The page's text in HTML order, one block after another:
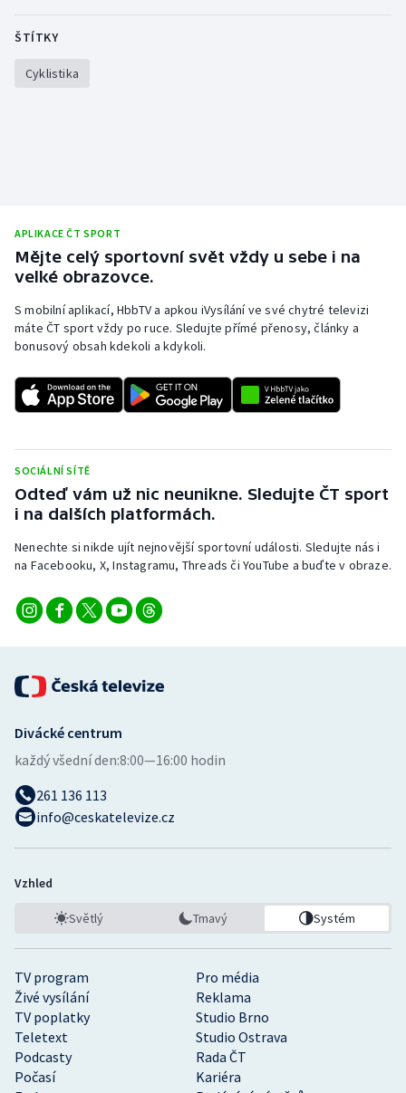
ŠTÍTKY
Cyklistika
APLIKACE ČT SPORT
Mějte celý sportovní svět vždy u sebe i na
velké obrazovce.
S mobilní aplikací, HbbTV a apkou iVysílání ve své chytré televizi
máte ČT sport vždy po ruce. Sledujte přímé přenosy, články a
bonusový obsah kdekoli a kdykoli.
SOCIÁLNÍ SÍTĚ
Odteď vám už nic neunikne. Sledujte ČT sport
i na dalších platformách.
Nenechte si nikde ujít nejnovější sportovní události. Sledujte nás i
na Facebooku, X, Instagramu, Threads či YouTube a buďte v obraze.
TV program
Pro média
Živé vysílání
Reklama
TV poplatky
Studio Brno
Teletext
Studio Ostrava
Podcasty
Rada ČT
Počasí
Kariéra
Divácké centrum
každý všední den:8:00—16:00 hodin
261 136 113
info@ceskatelevize.cz
Vzhled
Světlý Tmavý Systém